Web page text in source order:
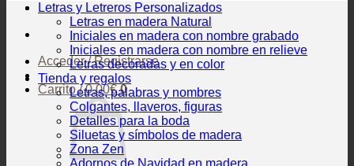
Acceder / Registrarse
Carrito /0,00€ 0
Letras y Letreros Personalizados
Letras en madera Natural
Iniciales en madera con nombre grabado
Iniciales en madera con nombre en relieve
Letras decoradas y en color
Tienda y regalos
Letras, palabras y nombres
Colgantes, llaveros, figuras
Detalles para la boda
Siluetas y símbolos de madera
Zona Zen
Adornos de Navidad en madera